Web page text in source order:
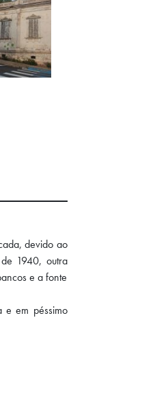
devido ao
1940, outra
e a fonte
e em péssimo